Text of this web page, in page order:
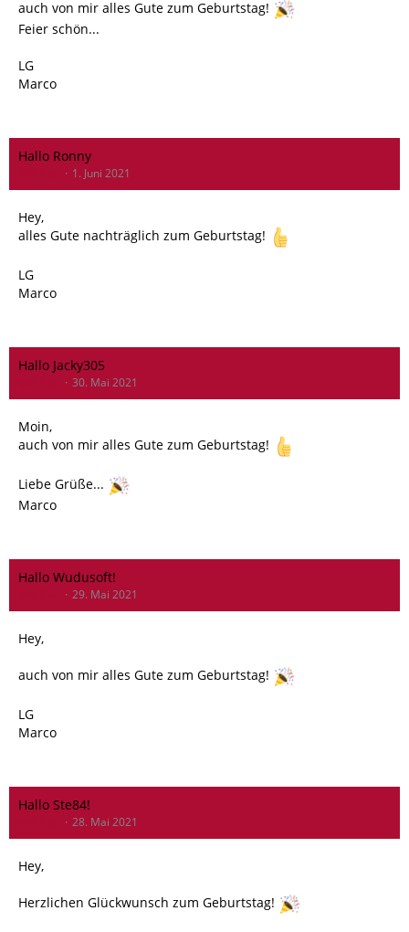
auch von mir alles Gute zum Geburtstag!
Feier schön...
LG
Marco
Hallo Ronny
1. Juni 2021
Hey,
alles Gute nachträglich zum Geburtstag!
LG
Marco
Hallo Jacky305
30. Mai 2021
Moin,
auch von mir alles Gute zum Geburtstag!
Liebe Grüße...
Marco
Hallo Wudusoft!
29. Mai 2021
Hey,
auch von mir alles Gute zum Geburtstag!
LG
Marco
Hallo Ste84!
28. Mai 2021
Hey,
Herzlichen Glückwunsch zum Geburtstag!